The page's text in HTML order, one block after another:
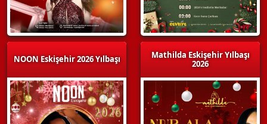
NOON Eskişehir 2026 Yılbaşı
Mathilda Eskişehir Yılbaşı
2026